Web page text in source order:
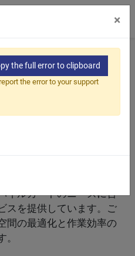
療用トロリー
は、清潔な作業空間の維
フローの促進など、医
題に取り組んでいます。
イルカートのニーズに合
スを提供しています。ご
間の最適化と作業効率の
×
the full error to clipboard
the error to your support